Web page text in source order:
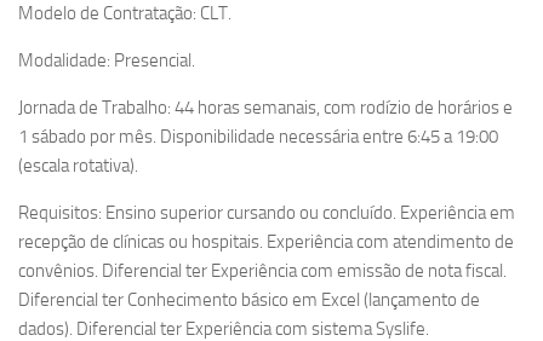
Modelo de Contratação: CLT.
Modalidade: Presencial.
Jornada de Trabalho: 44 horas semanais, com rodízio de horários e
1 sábado por mês. Disponibilidade necessária entre 6:45 a 19:00
(escala rotativa).
Requisitos: Ensino superior cursando ou concluído. Experiência em
recepção de clínicas ou hospitais. Experiência com atendimento de
convênios. Diferencial ter Experiência com emissão de nota fiscal.
Diferencial ter Conhecimento básico em Excel (lançamento de
dados). Diferencial ter Experiência com sistema Syslife.